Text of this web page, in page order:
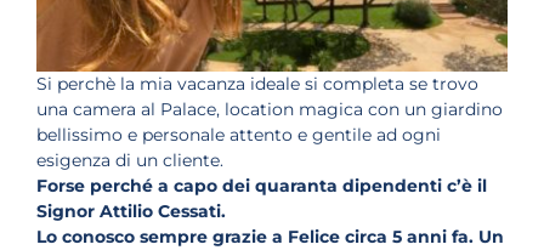
Si perchè la mia vacanza ideale si completa se trovo
una camera al Palace, location magica con un giardino
bellissimo e personale attento e gentile ad ogni
esigenza di un cliente.
Forse perché a capo dei quaranta dipendenti c’è il
Signor Attilio Cessati.
Lo conosco sempre grazie a Felice circa 5 anni fa. Un